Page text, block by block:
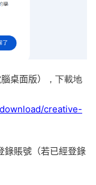
腦桌面版）
，下載地
creative-
錄賬號（若已經登錄